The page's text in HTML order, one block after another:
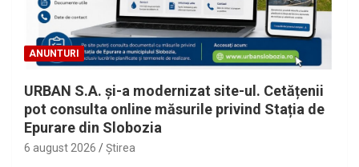
ANUNTURI
URBAN S.A. și-a modernizat site-ul. Cetățenii
pot consulta online măsurile privind Stația de
Epurare din Slobozia
6 august 2026 Ştirea